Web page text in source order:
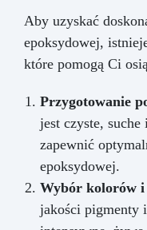
Aby uzyskać
epoksydowej,
które pomogą Ci
Przygotowanie
jest czyste,
zapewnić
epoksydowej.
Wybór kolorów
jakości pigmenty